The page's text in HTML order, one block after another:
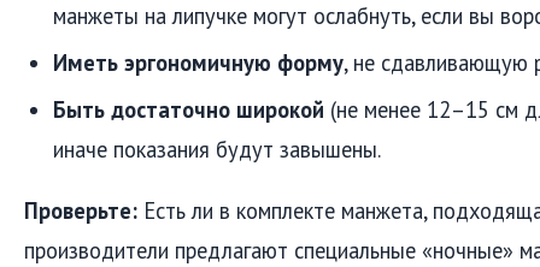
манжеты на липучке могут ослабнуть, если вы
Иметь эргономичную форму, не сдавливающую
Быть достаточно широкой (не менее 12–15 см
иначе показания будут завышены.
Проверьте: Есть ли в комплекте манжета,
производители предлагают специальные «ночные»